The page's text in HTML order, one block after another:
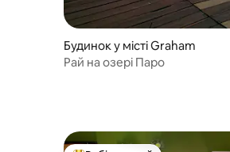
Будинок у місті Graham
Рай на озері Паро